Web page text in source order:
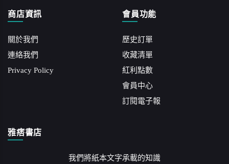
商店資訊
關於我們
連絡我們
Privacy Policy
會員功能
歷史訂單
收藏清單
紅利點數
會員中心
訂閱電子報
雅痞書店
我們將紙本文字承載的知識